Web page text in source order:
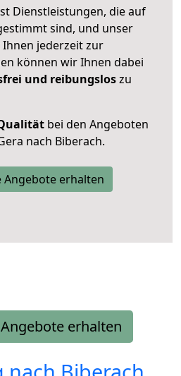
Dienstleistungen, die auf
sind, und unser
jederzeit zur
können wir Ihnen dabei
und reibungsloszu
bei den Angeboten
nach Biberach.
Angebote erhalten
erhalten